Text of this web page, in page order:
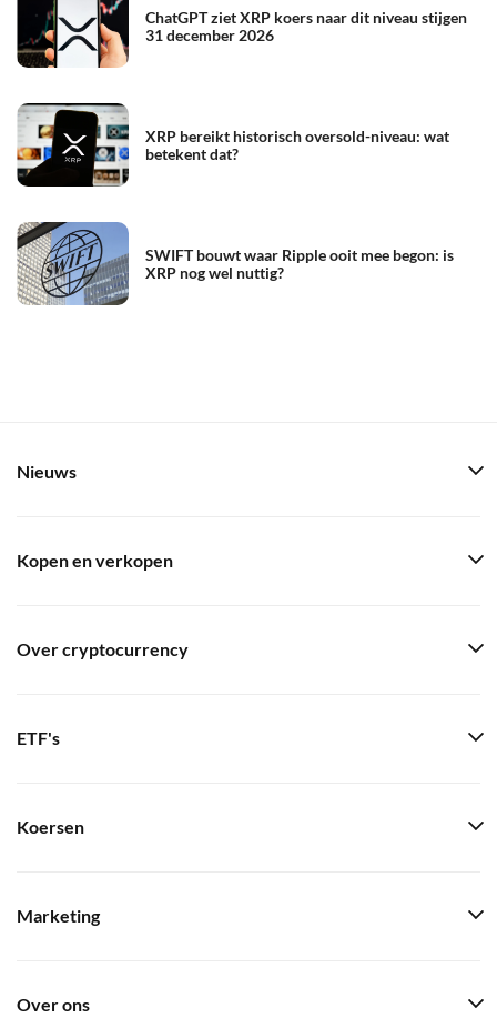
ChatGPT ziet XRP koers naar dit niveau stijgen
31 december 2026
XRP bereikt historisch oversold-niveau: wat
betekent dat?
SWIFT bouwt waar Ripple ooit mee begon: is
XRP nog wel nuttig?
Nieuws
Kopen en verkopen
Over cryptocurrency
ETF's
Koersen
Marketing
Over ons